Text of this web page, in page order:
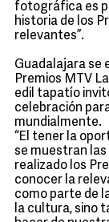
fotográfica es
historia de los
relevantes”.
Guadalajara se
Premios MTV
edil tapatío
celebración
mundialmente.
“El tener la
se muestran
realizado los
conocer la
como parte de
la cultura, sino